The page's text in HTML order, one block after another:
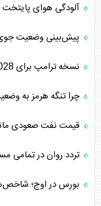
آلودگی هوای
پیش‌بینی وضعیت جوی شمال ایران تا
نسخه ترامپ برای 2028؛ حمایت محرمانه از نامزدی جی‌دی ونس
چرا تنگه هرمز به
قیمت نفت صعودی
تردد روان در تمامی
بورس در اوج؛